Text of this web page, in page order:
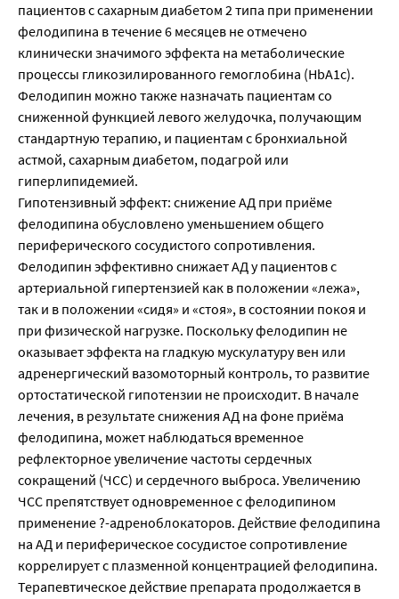
пациентов с сахарным диабетом 2 типа при применении
фелодипина в течение 6 месяцев не отмечено
клинически значимого эффекта на метаболические
процессы гликозилированного гемоглобина (НbА1с).
Фелодипин можно также назначать пациентам со
сниженной функцией левого желудочка, получающим
стандартную терапию, и пациентам с бронхиальной
астмой, сахарным диабетом, подагрой или
гиперлипидемией.
Гипотензивный эффект: снижение АД при приёме
фелодипина обусловлено уменьшением общего
периферического сосудистого сопротивления.
Фелодипин эффективно снижает АД у пациентов с
артериальной гипертензией как в положении «лежа»,
так и в положении «сидя» и «стоя», в состоянии покоя и
при физической нагрузке. Поскольку фелодипин не
оказывает эффекта на гладкую мускулатуру вен или
адренергический вазомоторный контроль, то развитие
ортостатической гипотензии не происходит. В начале
лечения, в результате снижения AД на фоне приёма
фелодипина, может наблюдаться временное
рефлекторное увеличение частоты сердечных
сокращений (ЧСС) и сердечного выброса. Увеличению
ЧСС препятствует одновременное с фелодипином
применение ?-адреноблокаторов. Действие фелодипина
на АД и периферическое сосудистое сопротивление
коррелирует с плазменной концентрацией фелодипина.
Терапевтическое действие препарата продолжается в